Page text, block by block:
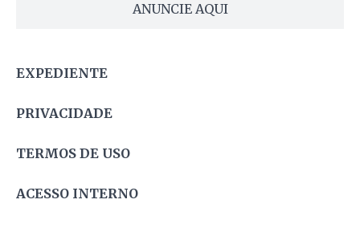
ANUNCIE AQUI
EXPEDIENTE
PRIVACIDADE
TERMOS DE USO
ACESSO INTERNO